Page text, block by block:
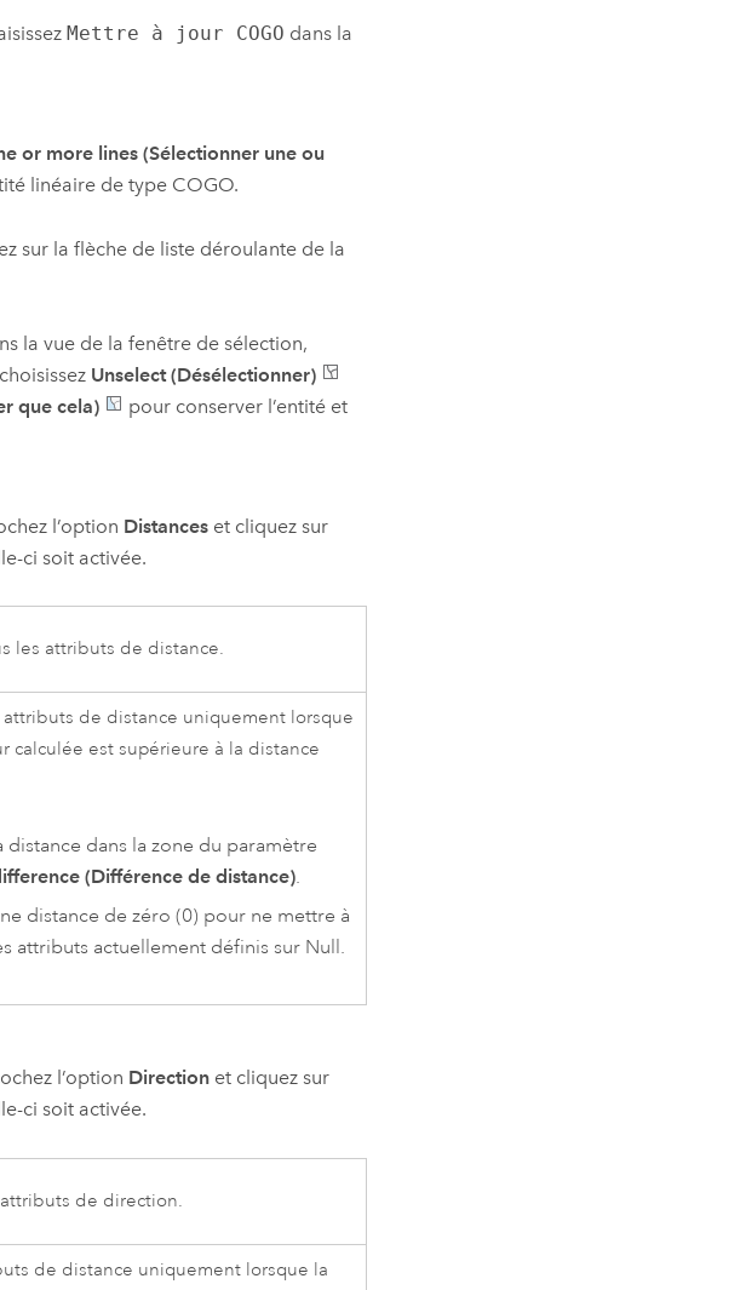
Mettre à jour COGO dans la
or more lines (Sélectionner une ou
linéaire de type COGO.
sur la flèche de liste déroulante de la
la vue de la fenêtre de sélection,
Unselect (Désélectionner)
que cela)
pour conserver l’entité et
l’option Distances et cliquez sur
ci soit activée.
les attributs de distance.
de distance uniquement lorsque
calculée est supérieure à la distance
distance dans la zone du paramètre
(Différence de distance).
distance de zéro (0) pour ne mettre à
attributs actuellement définis sur Null.
l’option Direction et cliquez sur
ci soit activée.
de direction.
de distance uniquement lorsque la